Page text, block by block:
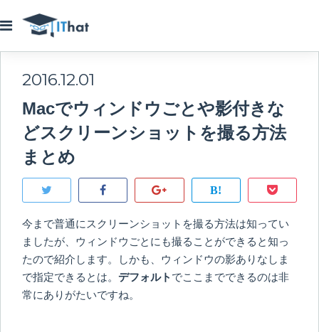
2016.12.01
Macでウィンドウごとや影付きな
どスクリーンショットを撮る方法
まとめ
今まで普通にスクリーンショットを撮る方法は知ってい
ましたが、ウィンドウごとにも撮ることができると知っ
たので紹介します。しかも、ウィンドウの影ありなしま
で指定できるとは。 デフォルト でここまでできるのは非
常にありがたいですね。